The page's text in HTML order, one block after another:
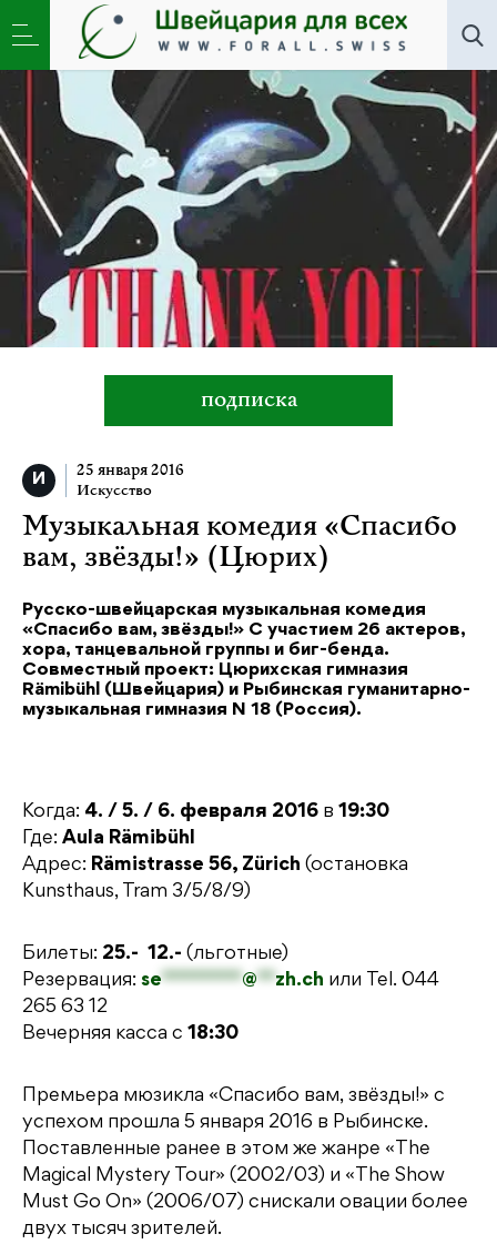
Искусство
Музыкальная комедия «Спасибо вам,
звёзды!» (Цюрих)
подписка
25 января 2016
Искусство
Музыкальная комедия «Спасибо
вам, звёзды!» (Цюрих)
Русско-швейцарская музыкальная комедия
«Спасибо вам, звёзды!» С участием 26 актеров,
хора, танцевальной группы и биг-бенда.
Совместный проект: Цюрихская гимназия
Rämibühl (Швейцария) и Рыбинская гуманитарно-
музыкальная гимназия N 18 (Россия).
Когда: 4. / 5. / 6. февраля 2016 в 19:30
Где: Aula Rämibühl
Адрес: Rämistrasse 56, Zürich (остановка
Kunsthaus, Tram 3/5/8/9)
Билеты: 25.- 12.- (льготные)
Резервация: se*********@**zh.ch или Tel. 044
265 63 12
Вечерняя касса с 18:30
Премьера мюзикла «Спасибо вам, звёзды!» с
успехом прошла 5 января 2016 в Рыбинске.
Поставленные ранее в этом же жанре «The
Magical Mystery Tour» (2002/03) и «The Show
Must Go On» (2006/07) снискали овации более
двух тысяч зрителей.